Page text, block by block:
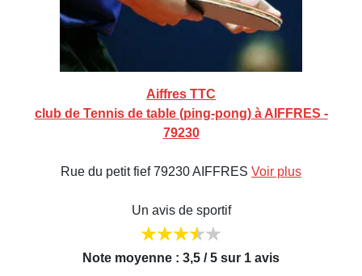
Aiffres TTC
club de Tennis de table (ping-pong) à AIFFRES -
79230
Rue du petit fief 79230 AIFFRES Voir plus
Un avis de sportif
Note moyenne : 3,5 / 5 sur 1 avis